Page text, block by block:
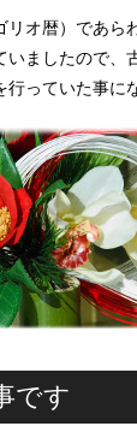
オ暦）であら
いましたので、
っていた事に
です